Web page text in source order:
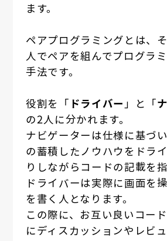
ます。
ペアプログラミングとは、
人でペアを組んでプログラ
手法です。
役割を「 ドライバー 」と「
の2人に分かれます。
ナビゲーターは仕様に基づ
の蓄積したノウハウをドラ
りしながらコードの記載を指
ドライバーは実際に画面を
を書く人となります。
この際に、お互い良いコー
にディスカッションやレビ